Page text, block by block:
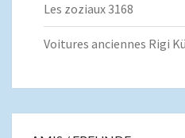
Les zoziaux 3168
Voitures anciennes Rigi